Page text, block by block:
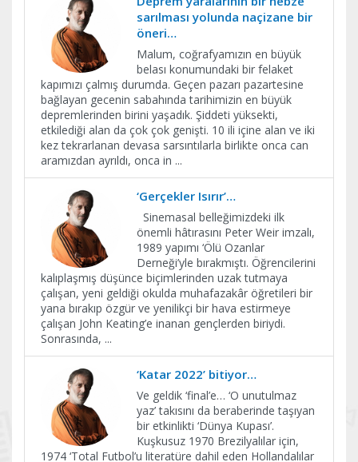
sarılması yolunda naçizane bir
öneri…
Malum, coğrafyamızın en büyük
belası konumundaki bir felaket
kapımızı çalmış durumda. Geçen pazarı pazartesine
bağlayan gecenin sabahında tarihimizin en büyük
depremlerinden birini yaşadık. Şiddeti yüksekti,
etkilediği alan da çok çok genişti. 10 ili içine alan ve iki
kez tekrarlanan devasa sarsıntılarla birlikte onca can
aramızdan ayrıldı, onca in ...
‘Gerçekler Isırır’…
Sinemasal belleğimizdeki ilk
önemli hâtırasını Peter Weir imzalı,
1989 yapımı ‘Ölü Ozanlar
Derneği’yle bırakmıştı. Öğrencilerini
kalıplaşmış düşünce biçimlerinden uzak tutmaya
çalışan, yeni geldiği okulda muhafazakâr öğretileri bir
yana bırakıp özgür ve yenilikçi bir hava estirmeye
çalışan John Keating’e inanan gençlerden biriydi.
Sonrasında, ...
‘Katar 2022’ bitiyor…
Ve geldik ‘final’e… ‘O unutulmaz
yaz’ takısını da beraberinde taşıyan
bir etkinlikti ‘Dünya Kupası’.
Kuşkusuz 1970 Brezilyalılar için,
1974 ‘Total Futbol’u literatüre dahil eden Hollandalılar